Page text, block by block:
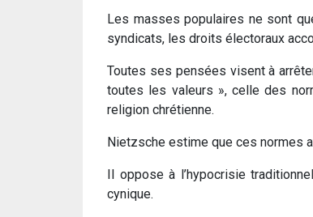
Les masses populaires ne sont
syndicats, les droits électoraux
Toutes ses pensées visent à
toutes les valeurs », celle des
religion chrétienne.
Nietzsche estime que ces normes
Il oppose à l’hypocrisie
cynique.